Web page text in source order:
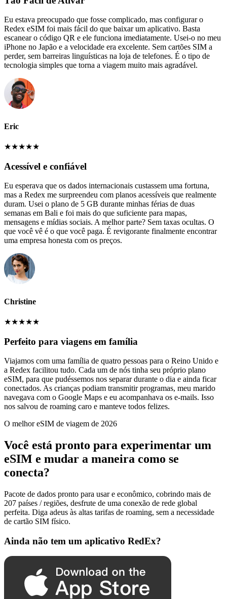
Eu estava preocupado que fosse complicado, mas configurar o
Redex eSIM foi mais fácil do que baixar um aplicativo. Basta
escanear o código QR e ele funciona imediatamente. Usei-o no meu
iPhone no Japão e a velocidade era excelente. Sem cartões SIM a
perder, sem barreiras linguísticas na loja de telefones. É o tipo de
tecnologia simples que torna a viagem muito mais agradável.
Eric
★★★★★
Acessível e confiável
Eu esperava que os dados internacionais custassem uma fortuna,
mas a Redex me surpreendeu com planos acessíveis que realmente
duram. Usei o plano de 5 GB durante minhas férias de duas
semanas em Bali e foi mais do que suficiente para mapas,
mensagens e mídias sociais. A melhor parte? Sem taxas ocultas. O
que você vê é o que você paga. É revigorante finalmente encontrar
uma empresa honesta com os preços.
Christine
★★★★★
Perfeito para viagens em família
Viajamos com uma família de quatro pessoas para o Reino Unido e
a Redex facilitou tudo. Cada um de nós tinha seu próprio plano
eSIM, para que pudéssemos nos separar durante o dia e ainda ficar
conectados. As crianças podiam transmitir programas, meu marido
navegava com o Google Maps e eu acompanhava os e-mails. Isso
nos salvou de roaming caro e manteve todos felizes.
O melhor eSIM de viagem de 2026
Você está pronto para experimentar um
eSIM e mudar a maneira como se
conecta?
Pacote de dados pronto para usar e econômico, cobrindo mais de
207 países / regiões, desfrute de uma conexão de rede global
perfeita. Diga adeus às altas tarifas de roaming, sem a necessidade
de cartão SIM físico.
Ainda não tem um aplicativo RedEx?